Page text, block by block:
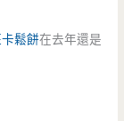
鬆餅在去年還是